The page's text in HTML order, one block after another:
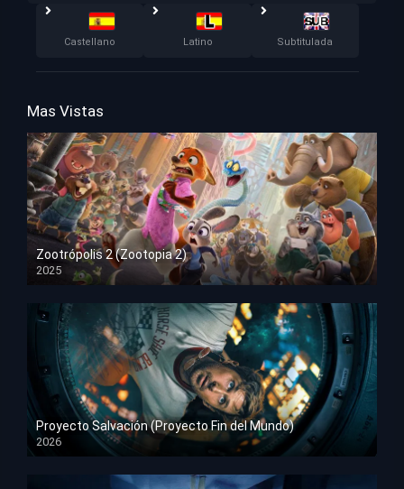
Castellano Latino Subtitulada
Mas Vistas
Zootrópolis 2 (Zootopia 2)
2025
HD 1080p
Proyecto Salvación (Proyecto Fin del Mundo)
2026
HD 1080p